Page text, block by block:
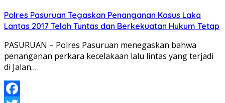
Polres Pasuruan Tegaskan Penanganan Kasus Laka
Lantas 2017 Telah Tuntas dan Berkekuatan Hukum Tetap
PASURUAN – Polres Pasuruan menegaskan bahwa
penanganan perkara kecelakaan lalu lintas yang terjadi
di Jalan…